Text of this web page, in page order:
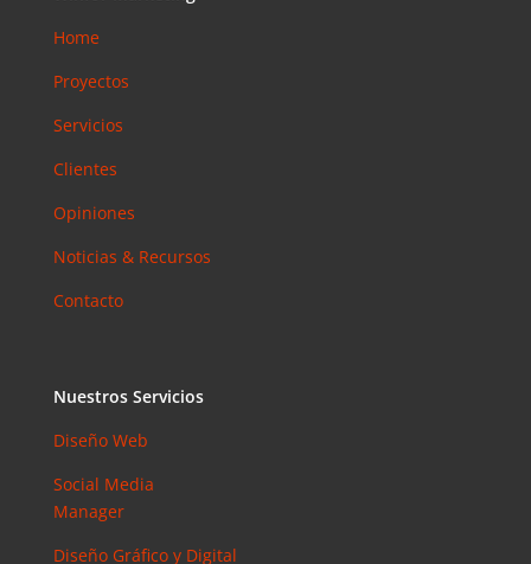
Home
Proyectos
Servicios
Clientes
Opiniones
Noticias & Recursos
Contacto
Nuestros Servicios
Diseño Web
Social Media
Manager
Diseño Gráfico y Digital